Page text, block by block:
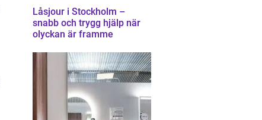
Låsjour i Stockholm –
snabb och trygg hjälp när
olyckan är framme